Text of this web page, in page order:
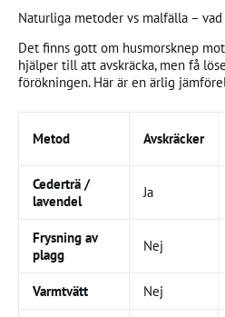
Naturliga metoder vs malfälla –
Det finns gott om husmorsknep
hjälper till att avskräcka, men få
förökningen. Här är en ärlig
Metod Avskräcker
Cederträ /
lavendel
Ja
Frysning av
plagg
Nej
Varmtvätt Nej